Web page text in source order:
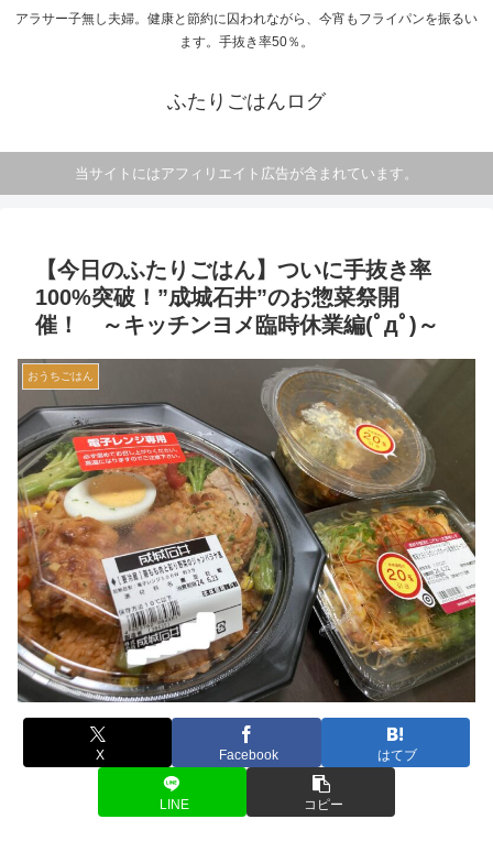
アラサー子無し夫婦。健康と節約に囚われながら、今宵もフライパンを振るい
ます。手抜き率50％。
ふたりごはんログ
当サイトにはアフィリエイト広告が含まれています。
【今日のふたりごはん】ついに手抜き率
100%突破！”成城石井”のお惣菜祭開
催！ ～キッチンヨメ臨時休業編(ﾟдﾟ)～
おうちごはん
X Facebook はてブ
LINE コピー